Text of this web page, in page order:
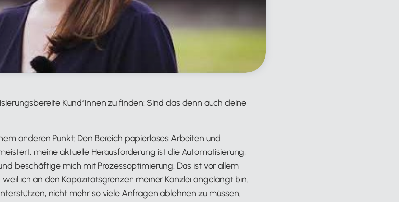
Kund*innen zu finden: Sind das denn auch deine
anderen Punkt: Den Bereich papierloses Arbeiten und
meine aktuelle Herausforderung ist die Automatisierung,
beschäftige mich mit Prozessoptimierung. Das ist vor allem
ich an den Kapazitätsgrenzen meiner Kanzlei angelangt bin.
nicht mehr so viele Anfragen ablehnen zu müssen.